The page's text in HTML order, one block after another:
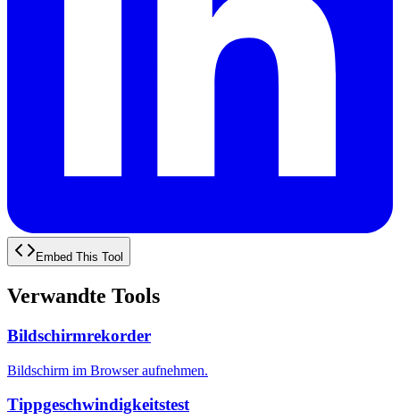
Embed This Tool
Verwandte Tools
Bildschirmrekorder
Bildschirm im Browser aufnehmen.
Tippgeschwindigkeitstest